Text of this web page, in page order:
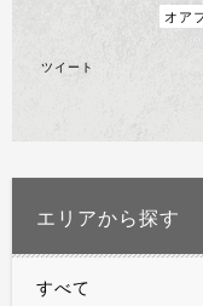
オア
ツイート
エリアから探す
すべて